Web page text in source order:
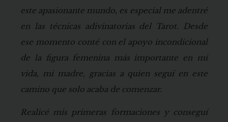
este apasionante mundo, es especial me adentré
en las técnicas adivinatorias del Tarot. Desde
ese momento conté con el apoyo incondicional
de la figura femenina más importante en mi
vida, mi madre, gracias a quien seguí en este
camino que solo acaba de comenzar.
Realicé mis primeras formaciones y conseguí